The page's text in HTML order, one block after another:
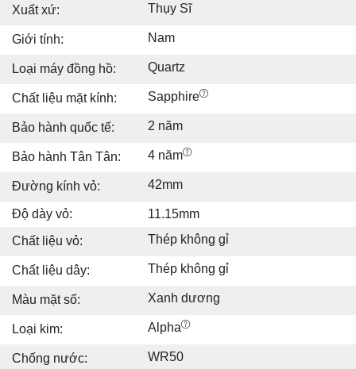
Xuất xứ:
Thụy Sĩ
Giới tính: Nam
Loại máy đồng hồ: Quartz
Chất liệu mặt kính: Sapphire
Bảo hành quốc tế: 2 năm
Bảo hành Tân Tân: 4 năm
Đường kính vỏ: 42mm
Độ dày vỏ:
11.15mm
Chất liệu vỏ:
Thép không gỉ
Chất liệu dây: Thép không gỉ
Màu mặt số: Xanh dương
Loại kim: Alpha
Chống nước: WR50